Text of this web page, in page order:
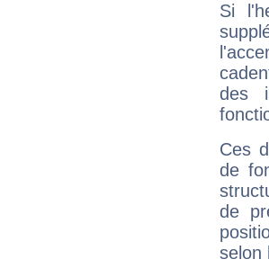
Si
des
Ces
de
de
selon